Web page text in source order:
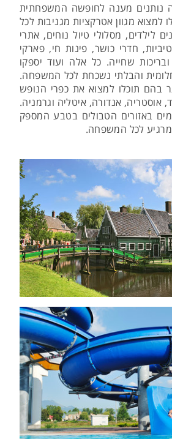
נותנים מענה לחופשה המשפחתית
מגוון אטרקציות מגניבות לכל
לילדים, מסלולי טיול נוחים, אתרי
חדרי כושר, פינות חי, פארקי
שחייה. כל אלה ועוד יספקו
והבלתי נשכחת לכל המשפחה.
בהם תוכלו למצוא את כפרי הנופש
אוסטריה, אנדורה, איטליה וגרמניה.
באזורים הטבולים בטבע המספק
מרגיע לכל המשפחה.